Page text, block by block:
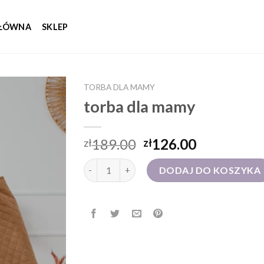
SKLEP
TORBA DLA MAMY
torba dla mamy
zł189.00 zł126.00
ilość torba dla mamyDODAJ DO KOSZYKA